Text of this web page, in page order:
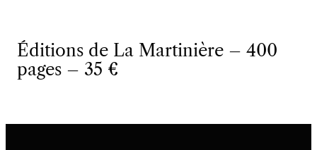
Éditions de La Martinière – 400
pages – 35 €